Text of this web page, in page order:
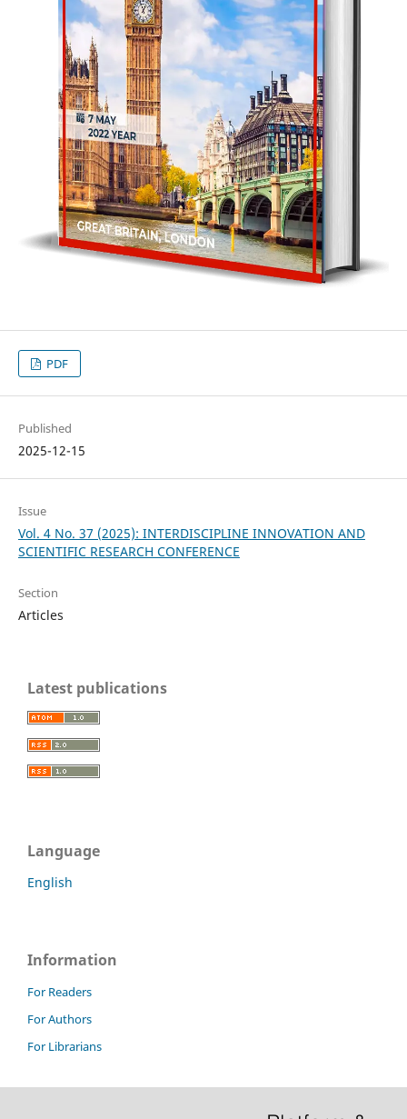
PDF
Published
2025-12-15
Issue
Vol. 4 No. 37 (2025): INTERDISCIPLINE INNOVATION AND
SCIENTIFIC RESEARCH CONFERENCE
Section
Articles
Latest publications
Language
English
Information
For Readers
For Authors
For Librarians